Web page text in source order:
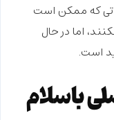
که ممکن است
اما در حال
است.